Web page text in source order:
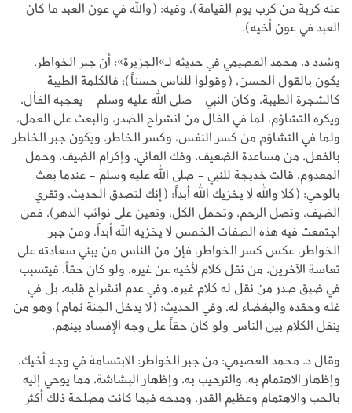
عنه كربة من كرب يوم القيامة)، وفيه: (والله في عون العبد ما كان
العبد في عون أخيه).
وشدد د. محمد العصيمي في حديثه لـ»الجزيرة»: أن جبر الخواطر،
يكون بالقول الحسن، (وقولوا للناس حسناً)؛ فالكلمة الطيبة
كالشجرة الطيبة، وكان النبي - صلى الله عليه وسلم - يعجبه الفأل،
ويكره التشاؤم، لما في الفال من انشراح الصدر، والبعث على العمل،
ولما في التشاؤم من كسر النفس، وكسر الخاطر، ويكون جبر الخاطر
بالفعل، من مساعدة الضعيف، وفك العاني، وإكرام الضيف، وحمل
المعدوم، قالت خديجة للنبي - صلى الله عليه وسلم - عندما بعث
بالوحي: (كلا والله لا يخزيك الله أبداً: (إنك لتصدق الحديث، وتقري
الضيف، وتصل الرحم، وتحمل الكل، وتعين على نوائب الدهر)، فمن
اجتمعت فيه هذه الصفات الخمس لا يخزيه الله أبداً، ومن جبر
الخواطر، عكس كسر الخواطر، فإن من الناس من يبني سعادته على
تعاسة الآخرين، من نقل كلام لأخيه عن غيره، ولو كان حقاً، فيتسبب
في ضيق صدر من نقل له كلام غيره، وفي عدم انشراح قلبه، بل في
غله وحقده والبغضاء له، وفي الحديث: (لا يدخل الجنة نمام) وهو من
ينقل الكلام بين الناس ولو كان حقاً على وجه الإفساد بينهم.
وقال د. محمد العصيمي: من جبر الخواطر: الابتسامة في وجه أخيك،
وإظهار الاهتمام به، والترحيب به، وإظهار البشاشة، مما يوحي إليه
بالحب والاهتمام وعظيم القدر، ومدحه فيما كانت مصلحة ذلك أكثر